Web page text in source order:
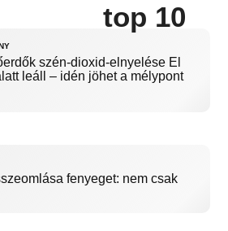
top 10
szén-dioxid-elnyelése El
leáll – idén jöhet a mélypont
fenyeget: nem csak